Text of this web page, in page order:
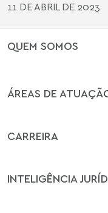
11 DE ABRIL DE 2023
QUEM SOMOS
ÁREAS DE
CARREIRA
INTELIGÊNCIA